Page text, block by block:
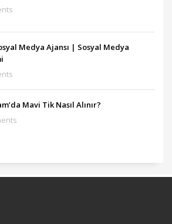
Medya Ajansı‎ | Sosyal Medya
Mavi Tik Nasıl Alınır?